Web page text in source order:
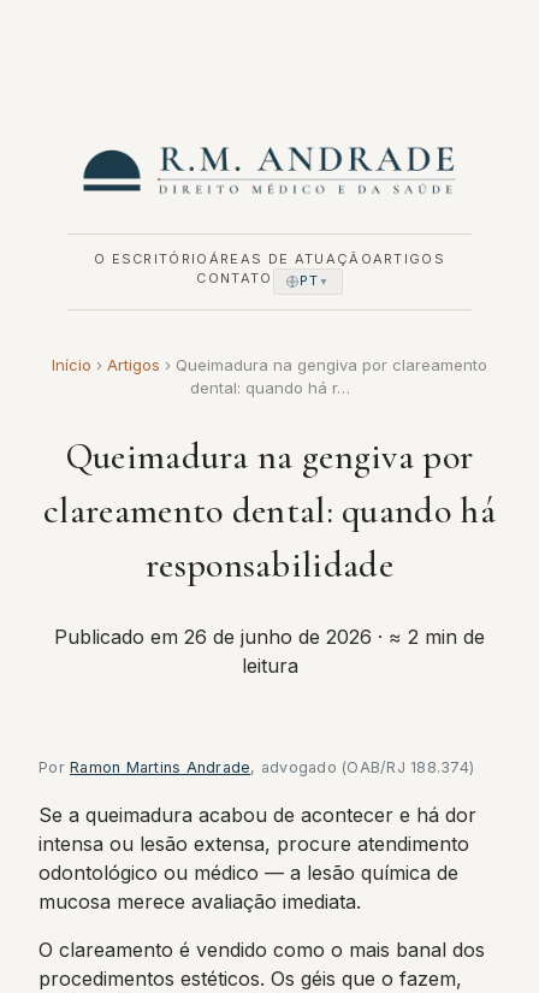
O ESCRITÓRIO ÁREAS DE ATUAÇÃOARTIGOS
CONTATO
PT ▼
Início › Artigos › Queimadura na gengiva por clareamento
dental: quando há r…
Queimadura na gengiva por
clareamento dental: quando há
responsabilidade
Publicado em 26 de junho de 2026 · ≈ 2 min de
leitura
Por Ramon Martins Andrade, advogado (OAB/RJ 188.374)
Se a queimadura acabou de acontecer e há dor
intensa ou lesão extensa, procure atendimento
odontológico ou médico — a lesão química de
mucosa merece avaliação imediata.
O clareamento é vendido como o mais banal dos
procedimentos estéticos. Os géis que o fazem,